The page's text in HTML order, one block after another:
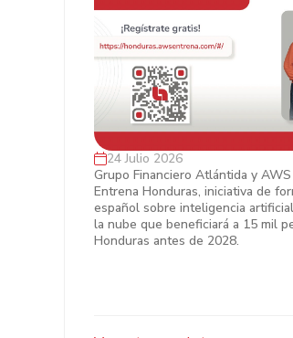
Grupo Financiero Atlántida
impulsan el talento digital
Honduras
24 Julio 2026
Grupo Financiero Atlántida y
Entrena Honduras, iniciativa de
español sobre inteligencia
la nube que beneficiará a 15 mil
Honduras antes de 2028.